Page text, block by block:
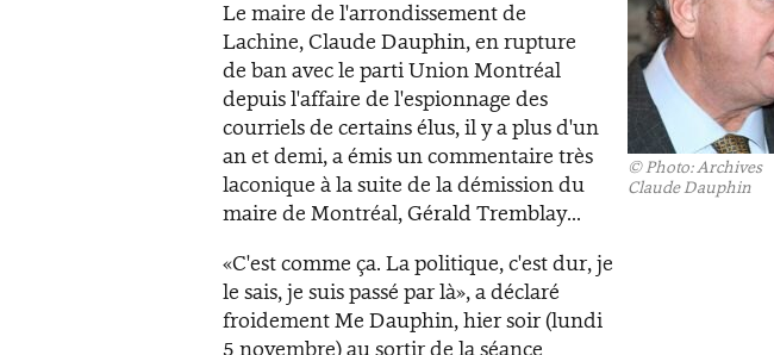
©Photo: Archives
Claude Dauphin
Le maire de l'arrondissement de
Lachine, Claude Dauphin, en rupture
de ban avec le parti Union Montréal
depuis l'affaire de l'espionnage des
courriels de certains élus, il y a plus d'un
an et demi, a émis un commentaire très
laconique à la suite de la démission du
maire de Montréal, Gérald Tremblay...
«C'est comme ça. La politique, c'est dur, je
le sais, je suis passé par là», a déclaré
froidement Me Dauphin, hier soir (lundi
5 novembre) au sortir de la séance